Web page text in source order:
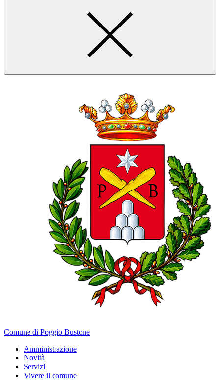
Comune di Poggio Bustone
Amministrazione
Novità
Servizi
Vivere il comune